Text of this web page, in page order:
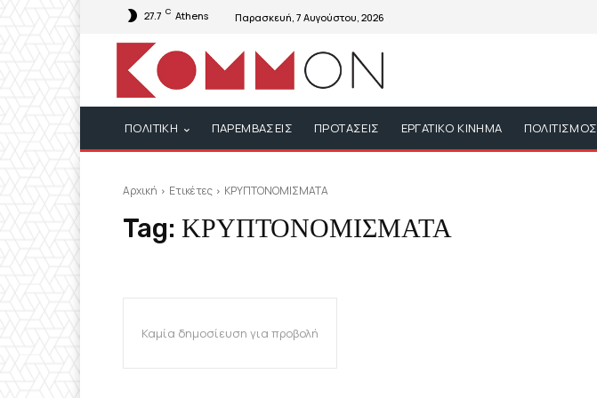
27.7 C Athens Παρασκευή, 7 Αυγούστου, 2026
ΠΟΛΙΤΙΚΗ ΠΑΡΕΜΒΑΣΕΙΣ ΠΡΟΤΑΣΕΙΣ ΕΡΓΑΤΙΚΟ ΚΙΝΗΜΑ ΠΟΛΙΤΙΣΜΟΣ
Αρχική Ετικέτες ΚΡΥΠΤΟΝΟΜΙΣΜΑΤΑ
Tag: ΚΡΥΠΤΟΝΟΜΙΣΜΑΤΑ
Καμία δημοσίευση για προβολή